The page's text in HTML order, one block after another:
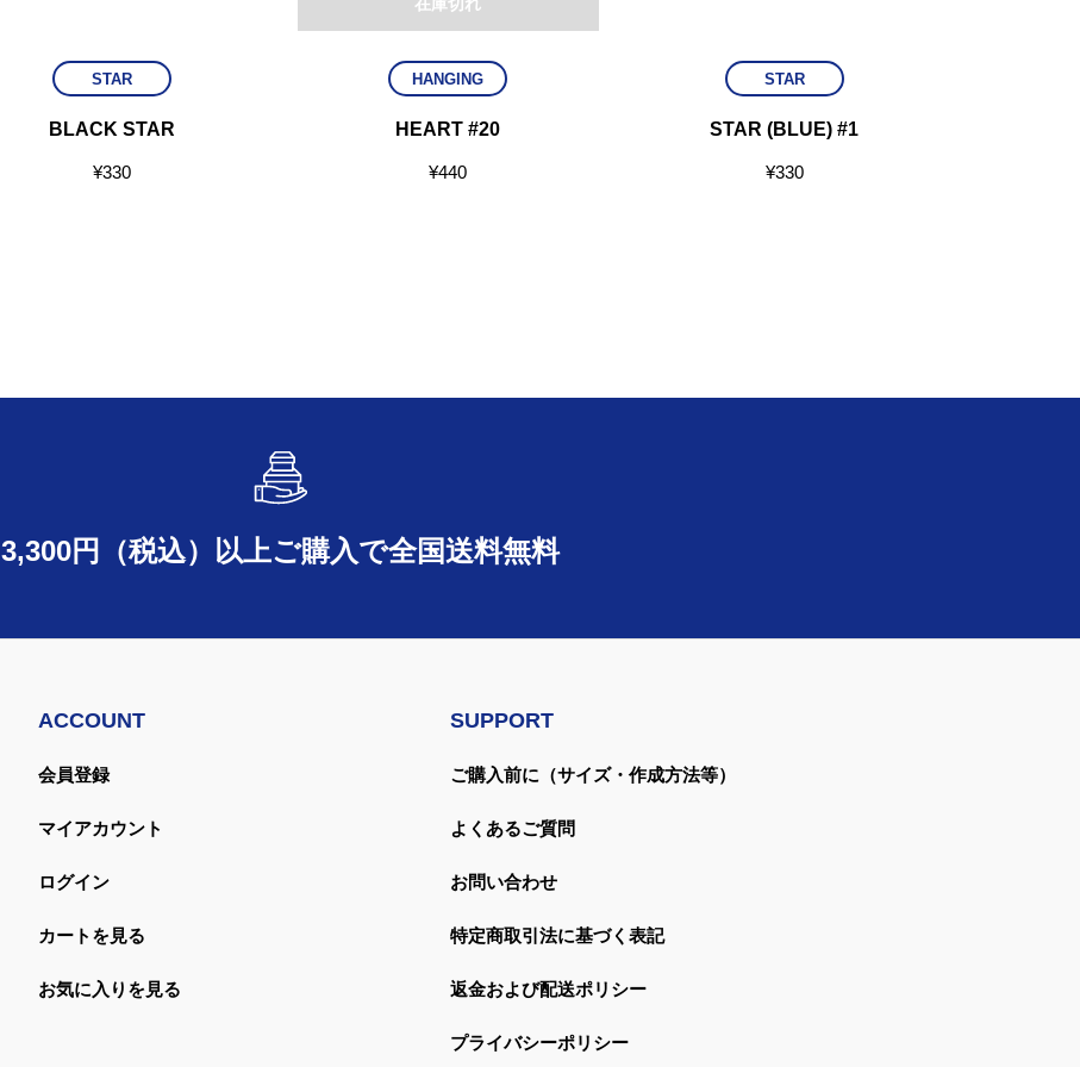
STAR
BLACK STAR
¥330
HANGING
HEART #20
¥440
STAR
STAR (BLUE) #1
¥330
3,300円（税込）以上ご購入で全国送料無料
ACCOUNT
会員登録
マイアカウント
ログイン
カートを見る
お気に入りを見る
SUPPORT
ご購入前に（サイズ・作成方法等）
よくあるご質問
お問い合わせ
特定商取引法に基づく表記
返金および配送ポリシー
プライバシーポリシー